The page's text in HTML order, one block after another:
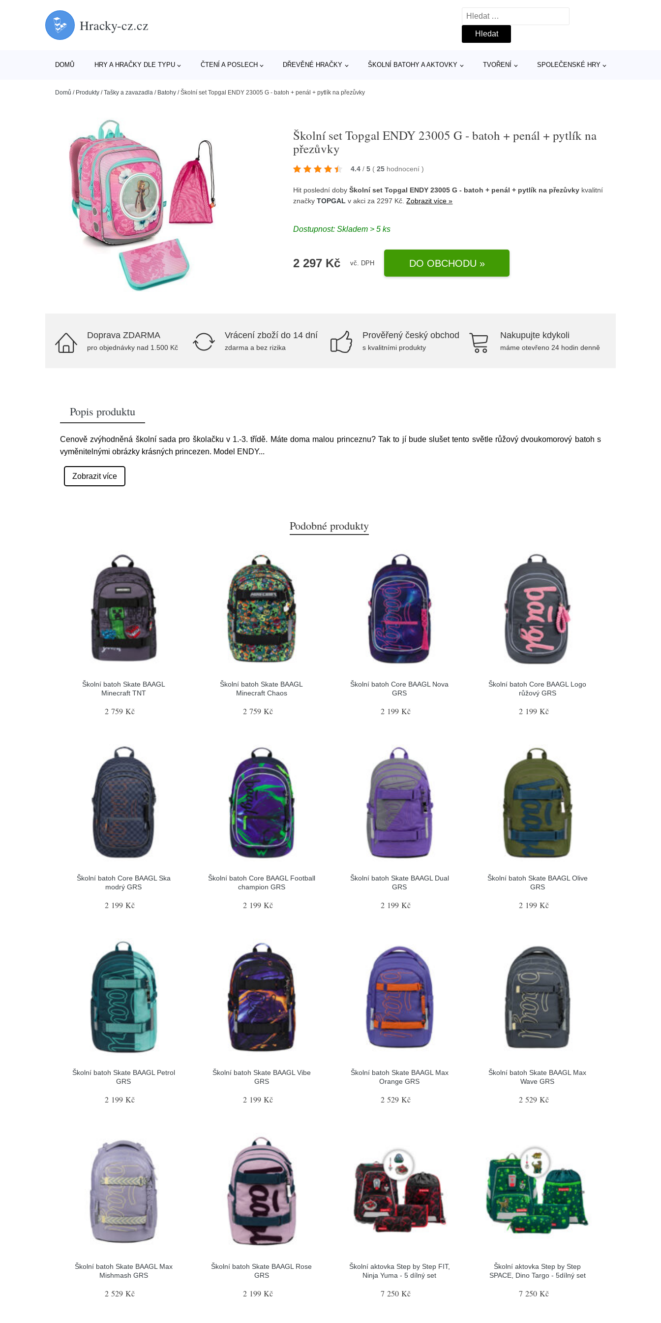
Hracky-cz.cz
Vyhledávání
DOMŮ HRY A HRAČKY DLE TYPU ČTENÍ A POSLECH DŘEVĚNÉ HRAČKY ŠKOLNÍ BATOHY A AKTOVKY TVOŘENÍ SPOLEČENSKÉ HRY
Domů / Produkty /Tašky a zavazadla / Batohy /Školní set Topgal ENDY 23005 G - batoh + penál + pytlík na přezůvky
Školní set Topgal ENDY 23005 G - batoh + penál + pytlík na
přezůvky
4.4 / 5 ( 25 hodnocení)
Hit poslední dobyŠkolní set Topgal ENDY 23005 G - batoh + penál + pytlík na přezůvky kvalitní
značkyTOPGAL v akci za 2297 Kč.Zobrazit více »
Dostupnost: Skladem > 5 ks
2 297 Kč vč. DPH DO OBCHODU »
Doprava ZDARMA
pro objednávky nad 1.500 Kč
Vrácení zboží do 14 dní
zdarma a bez rizika
Prověřený český obchod
s kvalitními produkty
Nakupujte kdykoli
máme otevřeno 24 hodin denně
Popis produktu
Cenově zvýhodněná školní sada pro školačku v 1.-3. třídě. Máte doma malou princeznu? Tak to jí bude slušet tento světle růžový dvoukomorový batoh s
vyměnitelnými obrázky krásných princezen. Model ENDY...
Zobrazit více
Podobné produkty
Školní batoh Skate BAAGL
Minecraft TNT
2 759 Kč
Školní batoh Skate BAAGL
Minecraft Chaos
2 759 Kč
Školní batoh Core BAAGL Nova
GRS
2 199 Kč
Školní batoh Core BAAGL Logo
růžový GRS
2 199 Kč
Školní batoh Core BAAGL Ska
modrý GRS
2 199 Kč
Školní batoh Core BAAGL Football
champion GRS
2 199 Kč
Školní batoh Skate BAAGL Dual
GRS
2 199 Kč
Školní batoh Skate BAAGL Olive
GRS
2 199 Kč
Školní batoh Skate BAAGL Petrol
GRS
2 199 Kč
Školní batoh Skate BAAGL Vibe
GRS
2 199 Kč
Školní batoh Skate BAAGL Max
Orange GRS
2 529 Kč
Školní batoh Skate BAAGL Max
Wave GRS
2 529 Kč
Školní batoh Skate BAAGL Max
Mishmash GRS
2 529 Kč
Školní batoh Skate BAAGL Rose
GRS
2 199 Kč
Školní aktovka Step by Step FIT,
Ninja Yuma - 5 dílný set
7 250 Kč
Školní aktovka Step by Step
SPACE, Dino Targo - 5dílný set
7 250 Kč